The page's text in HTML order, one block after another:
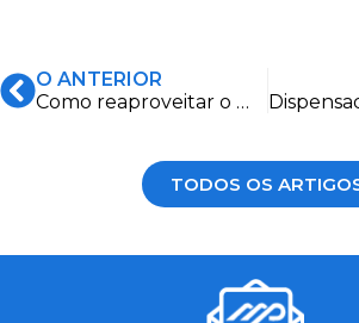
O ANTERIOR
Como reaproveitar o miolo de papelão das bobinas de papel
TODOS OS